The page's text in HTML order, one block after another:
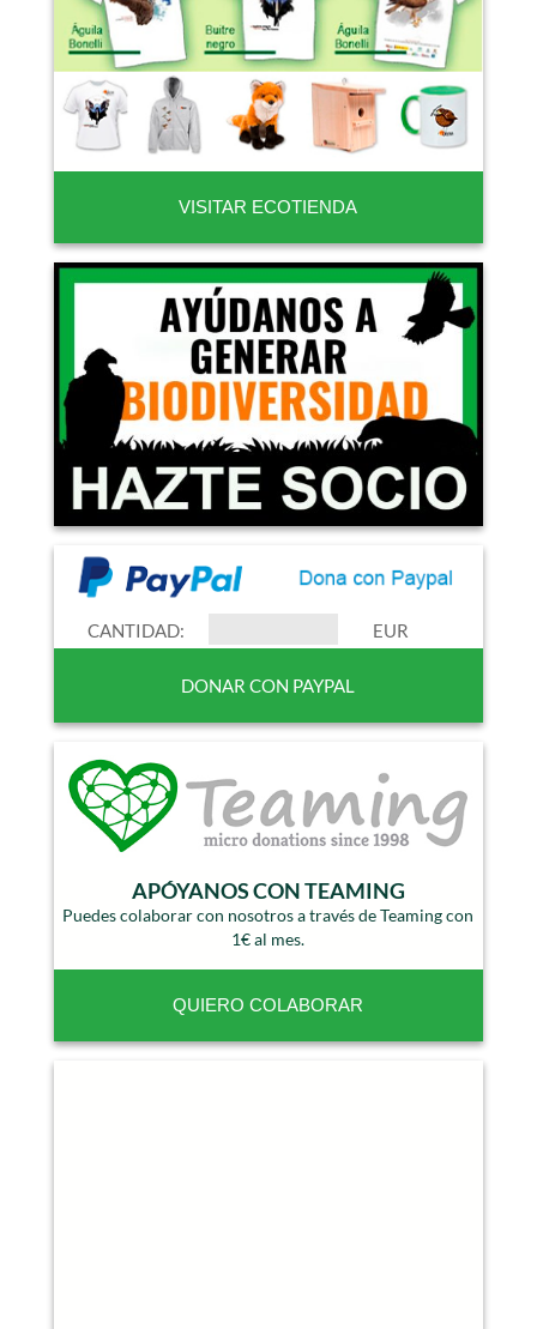
VISITAR ECOTIENDA
CANTIDAD: EUR
APÓYANOS CON TEAMING
Puedes colaborar con nosotros a través de Teaming con
1€ al mes.
QUIERO COLABORAR